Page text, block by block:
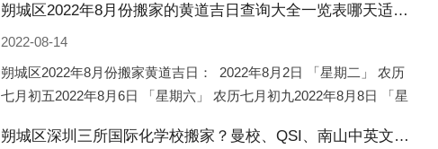
朔城区2022年8月份搬家的黄道吉日查询大全一览表哪天适合搬家好日子
2022-08-14
朔城区2022年8月份搬家黄道吉日： 2022年8月2日 「星期二」 农历
七月初五2022年8月6日 「星期六」 农历七月初九2022年8月8日 「星
朔城区深圳三所国际化学校搬家？曼校、QSI、南山中英文搬走了